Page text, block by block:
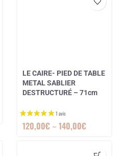
LE CAIRE- PIED DE TABLE
METAL SABLIER
DESTRUCTURÉ – 71cm
120,00€–140,00€